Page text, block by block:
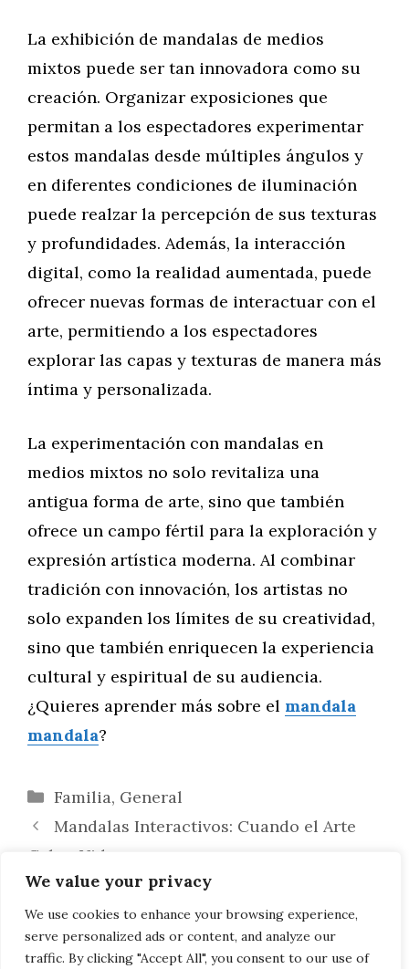
We value your privacy
We use cookies to enhance your browsing experience,
serve personalized ads or content, and analyze our
traffic. By clicking "Accept All", you consent to our use of
La exhibición de mandalas de medios
mixtos puede ser tan innovadora como su
creación. Organizar exposiciones que
permitan a los espectadores experimentar
estos mandalas desde múltiples ángulos y
en diferentes condiciones de iluminación
puede realzar la percepción de sus texturas
y profundidades. Además, la interacción
digital, como la realidad aumentada, puede
ofrecer nuevas formas de interactuar con el
arte, permitiendo a los espectadores
explorar las capas y texturas de manera más
íntima y personalizada.
La experimentación con mandalas en
medios mixtos no solo revitaliza una
antigua forma de arte, sino que también
ofrece un campo fértil para la exploración y
expresión artística moderna. Al combinar
tradición con innovación, los artistas no
solo expanden los límites de su creatividad,
sino que también enriquecen la experiencia
cultural y espiritual de su audiencia.
¿Quieres aprender más sobre el mandala
mandala?
Categorías
Familia, General
Mandalas Interactivos: Cuando el Arte
Cobra Vida
Explorando los Mandalas en el Arte
Abstracto: Una Fusión de Formas y
Significados